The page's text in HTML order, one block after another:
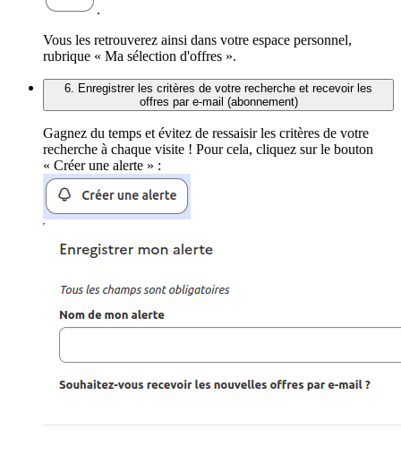
.
Vous les retrouverez ainsi dans votre espace personnel,
rubrique « Ma sélection d'offres ».
6. Enregistrer les critères de votre recherche et recevoir les
offres par e-mail (abonnement)
Gagnez du temps et évitez de ressaisir les critères de votre
recherche à chaque visite ! Pour cela, cliquez sur le bouton
« Créer une alerte » :